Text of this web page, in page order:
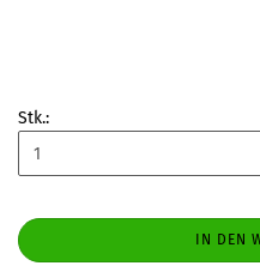
Stk.:
IN DEN